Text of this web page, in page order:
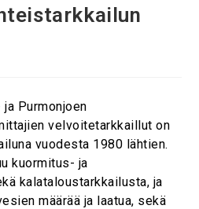
ja Purmonjoen
velvoitetarkkaillut on
vuodesta 1980 lähtien.
kuormitus- ja
kalataloustarkkailusta, ja
määrää ja laatua, sekä